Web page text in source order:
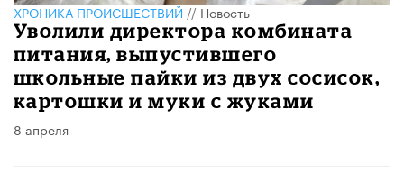
ХРОНИКА ПРОИСШЕСТВИЙ//Новость
Уволили директора комбината
питания, выпустившего
школьные пайки из двух сосисок,
картошки и муки с жуками
8 апреля